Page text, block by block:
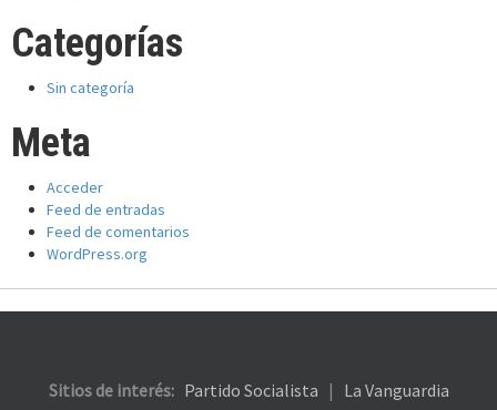
Categorías
Sin categoría
Meta
Acceder
Feed de entradas
Feed de comentarios
WordPress.org
Sitios de interés: Partido Socialista | La Vanguardia